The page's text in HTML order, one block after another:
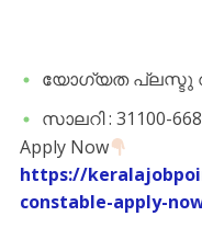
യോഗ്യത പ്ലസ്ടു
സാലറി : 31100-
Apply Now
https://
constable-apply-